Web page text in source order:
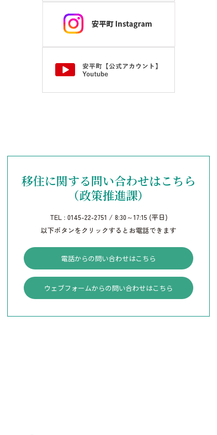
移住に関する問い合わせはこちら
（政策推進課）
TEL : 0145-22-2751 / 8:30～17:15 (平日)
以下ボタンをクリックするとお電話できます
電話からの問い合わせはこちら
ウェブフォームからの問い合わせはこちら